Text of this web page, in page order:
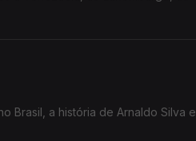
Brasil, a história de Arnaldo Silva e